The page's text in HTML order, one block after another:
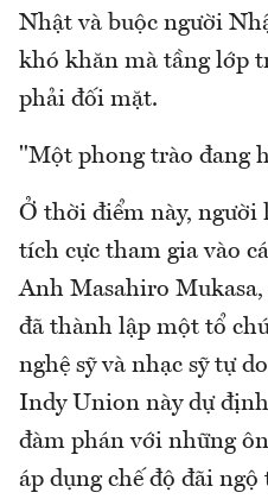
Nhật và buộc người
khó khăn mà tầng lớp
phải đối mặt.
"Một phong trào đang
Ở thời điểm này, người
tích cực tham gia vào
Anh Masahiro
đã thành lập một tổ
nghệ sỹ và nhạc sỹ tự
Indy Union này dự
đàm phán với những
áp dụng chế độ đãi ngộ